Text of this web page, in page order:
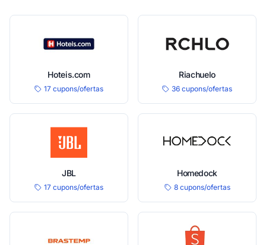
Hoteis.com
17 cupons/ofertas
Riachuelo
36 cupons/ofertas
JBL
17 cupons/ofertas
Homedock
8 cupons/ofertas